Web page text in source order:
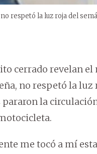
respetó la luz roja del
cerrado revelan
no respetó la
la
me tocó a mí